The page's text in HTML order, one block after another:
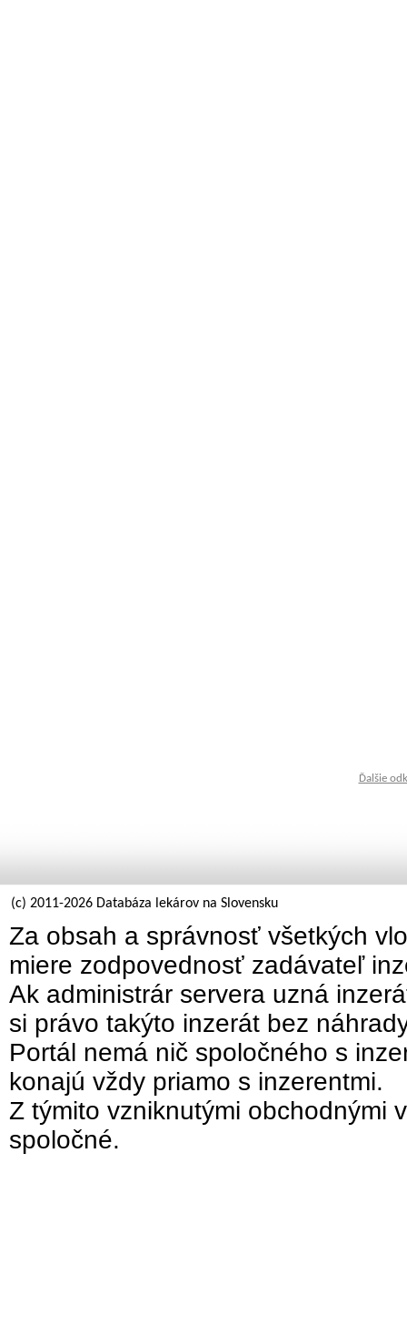
Ďalšie
(c) 2011-2026 Databáza lekárov na Slovensku
Za obsah a správnosť všetkých
miere zodpovednosť zadávateľ
Ak administrár servera uzná
si právo takýto inzerát bez
Portál nemá nič spoločného s
konajú vždy priamo s inzerentmi.
Z týmito vzniknutými obchodnými
spoločné.